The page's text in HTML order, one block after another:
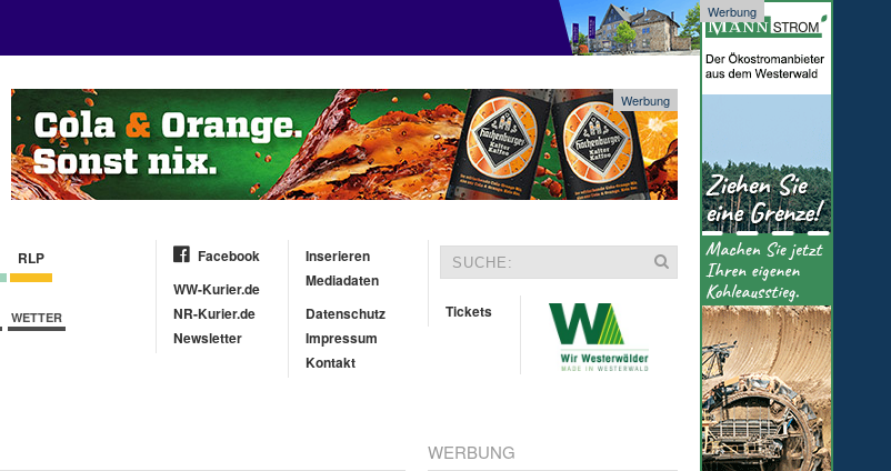
Werbung
Werbung
RLP
WETTER
Facebook
WW-Kurier.de
NR-Kurier.de
Newsletter
Inserieren
Mediadaten
Datenschutz
Impressum
Kontakt
Tickets
WERBUNG